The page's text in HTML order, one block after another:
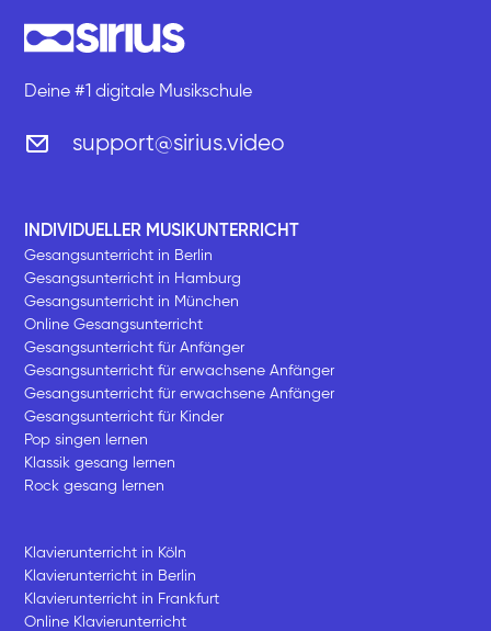
Deine #1 digitale Musikschule
support@sirius.video
INDIVIDUELLER MUSIKUNTERRICHT
Gesangsunterricht in Berlin
Gesangsunterricht in Hamburg
Gesangsunterricht in München
Online Gesangsunterricht
Gesangsunterricht für Anfänger
Gesangsunterricht für erwachsene Anfänger
Gesangsunterricht für erwachsene Anfänger
Gesangsunterricht für Kinder
Pop singen lernen
Klassik gesang lernen
Rock gesang lernen
Klavierunterricht in Köln
Klavierunterricht in Berlin
Klavierunterricht in Frankfurt
Online Klavierunterricht